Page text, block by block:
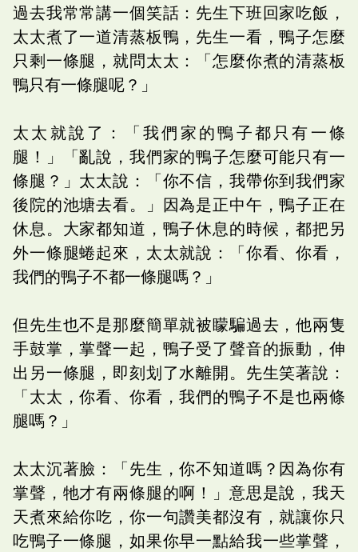
過去我常常講一個笑話：先生下班回家吃飯，
太太煮了一道清蒸板鴨，先生一看，鴨子怎麼
只剩一條腿，就問太太：「怎麼你煮的清蒸板
鴨只有一條腿呢？」
太太就說了：「我們家的鴨子都只有一條
腿！」「亂說，我們家的鴨子怎麼可能只有一
條腿？」太太說：「你不信，我帶你到我們家
後院的池塘去看。」因為是正中午，鴨子正在
休息。大家都知道，鴨子休息的時候，都把另
外一條腿蜷起來，太太就說：「你看、你看，
我們的鴨子不都一條腿嗎？」
但先生也不是那麼簡單就被矇騙過去，他兩隻
手鼓掌，掌聲一起，鴨子受了聲音的振動，伸
出另一條腿，即刻划了水離開。先生笑著說：
「太太，你看、你看，我們的鴨子不是也兩條
腿嗎？」
太太沉著臉：「先生，你不知道嗎？因為你有
掌聲，牠才有兩條腿的啊！」意思是說，我天
天煮來給你吃，你一句讚美都沒有，就讓你只
吃鴨子一條腿，如果你早一點給我一些掌聲，